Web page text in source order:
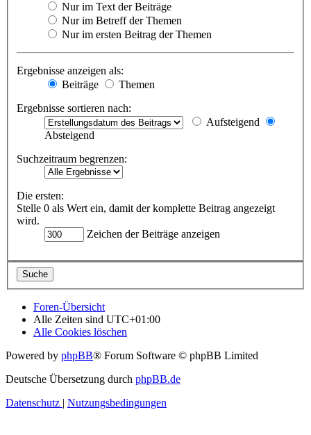
Nur im Text der Beiträge
Nur im Betreff der Themen
Nur im ersten Beitrag der Themen
Ergebnisse anzeigen als:
Beiträge
Themen
Ergebnisse sortieren nach:
Aufsteigend
Absteigend
Suchzeitraum begrenzen:
Die ersten:
Stelle 0 als Wert ein, damit der komplette Beitrag angezeigt
wird.
Zeichen der Beiträge anzeigen
Foren-Übersicht
Alle Zeiten sind UTC+01:00
Alle Cookies löschen
Powered by phpBB® Forum Software © phpBB Limited
Deutsche Übersetzung durch phpBB.de
Datenschutz | Nutzungsbedingungen